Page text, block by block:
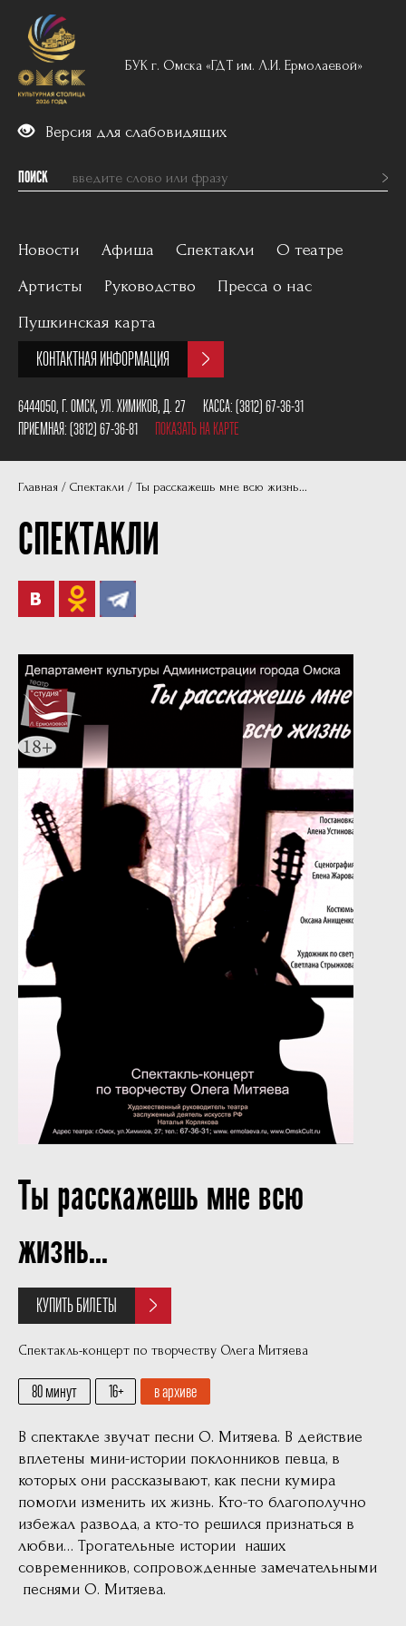
БУК г. Омска «ГДТ им. Л.И. Ермолаевой»
Версия для слабовидящих
ПОИСК
Новости Афиша Спектакли
Вечерний репертуар
Пушкинская карта
О театре
История
Наши партнеры
Документы
Артисты Руководство
Пресса о нас
Пушкинская карта
КОНТАКТНАЯ ИНФОРМАЦИЯ
6444050, Г. ОМСК, УЛ. ХИМИКОВ, Д. 27 КАССА:(3812) 67-36-31
ПРИЕМНАЯ:(3812) 67-36-81 ПОКАЗАТЬ НА КАРТЕ
Главная Спектакли Ты расскажешь мне всю жизнь...
СПЕКТАКЛИ
Ты расскажешь мне всю
жизнь...
КУПИТЬ БИЛЕТЫ
Спектакль-концерт по творчеству Олега Митяева
80 минут 16 в архиве
В спектакле звучат песни О. Митяева. В действие
вплетены мини-истории поклонников певца, в
которых они рассказывают, как песни кумира
помогли изменить их жизнь. Кто-то благополучно
избежал развода, а кто-то решился признаться в
любви… Трогательные истории наших
современников, сопровожденные замечательными
песнями О. Митяева.